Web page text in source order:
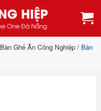
Bàn Ghế Ăn Công Nghiệp / Bàn